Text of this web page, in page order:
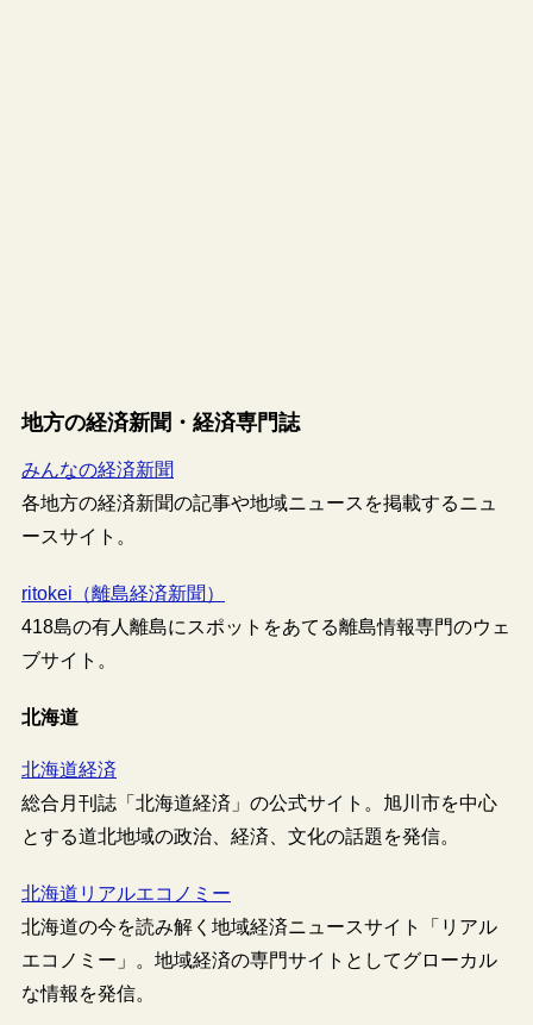
地方の経済新聞・経済専門誌
みんなの経済新聞
各地方の経済新聞の記事や地域ニュースを掲載するニュ
ースサイト。
ritokei（離島経済新聞）
418島の有人離島にスポットをあてる離島情報専門のウェ
ブサイト。
北海道
北海道経済
総合月刊誌「北海道経済」の公式サイト。旭川市を中心
とする道北地域の政治、経済、文化の話題を発信。
北海道リアルエコノミー
北海道の今を読み解く地域経済ニュースサイト「リアル
エコノミー」。地域経済の専門サイトとしてグローカル
な情報を発信。